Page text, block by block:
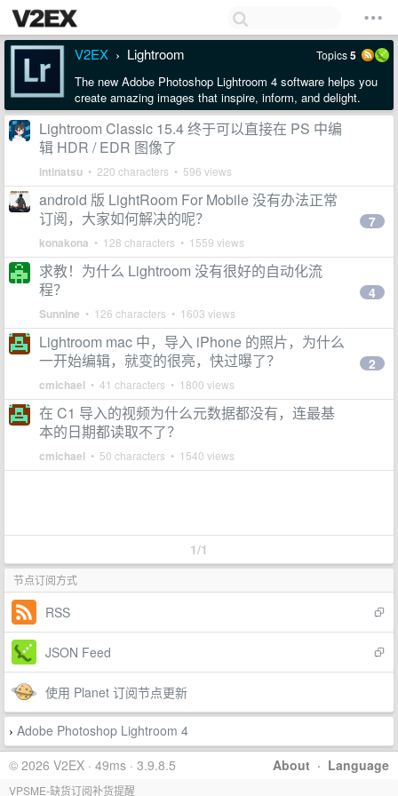
V2EX › Lightroom Topics5
The new Adobe Photoshop Lightroom 4 software helps you
create amazing images that inspire, inform, and delight.
Lightroom Classic 15.4 终于可以直接在 PS 中编
辑 HDR / EDR 图像了
intinatsu • 220 characters • 596 views
android 版 LightRoom For Mobile 没有办法正常
订阅，大家如何解决的呢？
konakona • 128 characters • 1559 views
7
求教！为什么 Lightroom 没有很好的自动化流
程？
Sunnine • 126 characters • 1603 views
4
Lightroom mac 中，导入 iPhone 的照片，为什么
一开始编辑，就变的很亮，快过曝了？
cmichael • 41 characters • 1800 views
2
在 C1 导入的视频为什么元数据都没有，连最基
本的日期都读取不了？
cmichael • 50 characters • 1540 views
1/1
节点订阅方式
RSS
JSON Feed
使用 Planet 订阅节点更新
› Adobe Photoshop Lightroom 4
About · Language
© 2026 V2EX · 49ms · 3.9.8.5
VPSME-缺货订阅补货提醒